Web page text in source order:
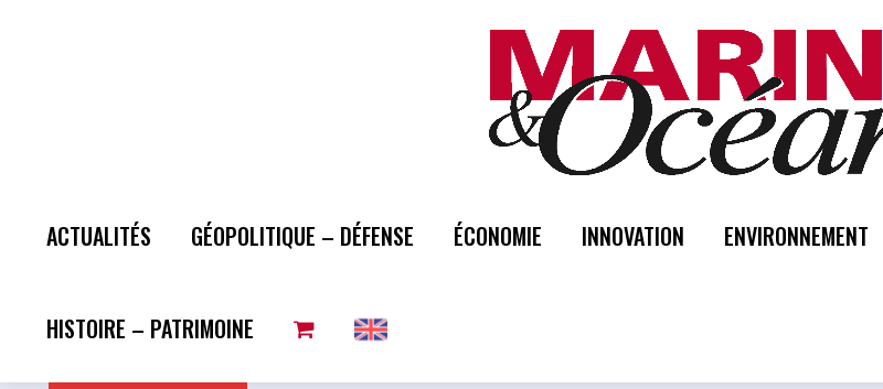
ACTUALITÉS GÉOPOLITIQUE – DÉFENSE ÉCONOMIE INNOVATION ENVIRONNEMENT
HISTOIRE – PATRIMOINE